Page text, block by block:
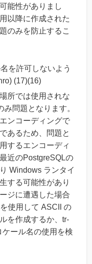
能性がありまし
以降に作成された
のみを防止するこ
を許可しないよう
(17)(16)
所では使用されな
問題となります。
ンコーディングで
あるため、問題と
するエンコーディ
近のPostgreSQLの
Windows ランタイ
する可能性があり
ジに遭遇した場合
使用して ASCII の
を作成するか、tr-
ール名の使用を検